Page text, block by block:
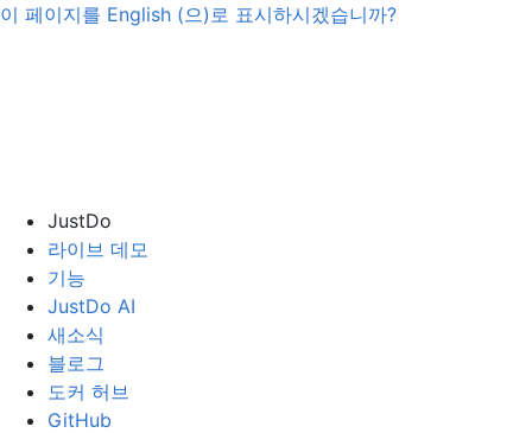
이 페이지를 English (으)로 표시하시겠습니까?
JustDo
라이브 데모
기능
JustDo AI
새소식
블로그
도커 허브
GitHub